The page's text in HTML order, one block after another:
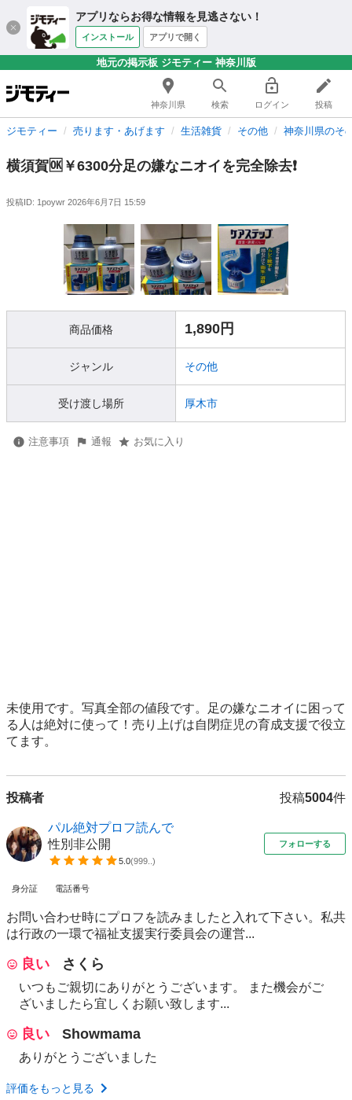
アプリならお得な情報を見逃さない！
インストール アプリで開く
地元の掲示板 ジモティー 神奈川版
神奈川県 検索 ログイン 投稿
ジモティー 売ります・あげます 生活雑貨 その他 神奈川県のそ
横須賀🆗￥6300分足の嫌なニオイを完全除去❗️
投稿ID: 1poywr 2026年6月7日 15:59
商品価格 1,890円
ジャンル その他
受け渡し場所 厚木市
注意事項 通報 お気に入り
未使用です。写真全部の値段です。足の嫌なニオイに困って
る人は絶対に使って！売り上げは自閉症児の育成支援で役立
てます。
投稿者 投稿5004件
パル絶対プロフ読んで
性別非公開
5.0(999.. )
フォローする
身分証 電話番号
お問い合わせ時にプロフを読みましたと入れて下さい。私共
は行政の一環で福祉支援実行委員会の運営...
良い さくら
いつもご親切にありがとうございます。 また機会がご
ざいましたら宜しくお願い致します...
良い Showmama
ありがとうございました
評価をもっと見る